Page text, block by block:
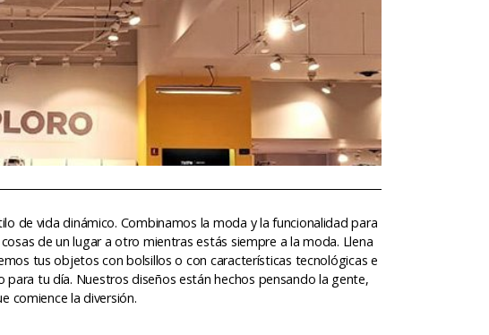
de vida dinámico. Combinamos la moda y la funcionalidad para
de un lugar a otro mientras estás siempre a la moda. Llena
tus objetos con bolsillos o con características tecnológicas e
tu día. Nuestros diseños están hechos pensando la gente,
comience la diversión.